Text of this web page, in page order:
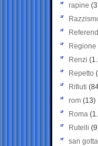
rapine
Regione
Renzi
Repetto
Rifiuti
rom (13)
Roma
Rutelli
san